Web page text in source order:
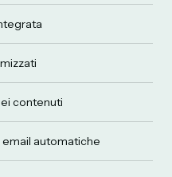
contenuti
automatiche